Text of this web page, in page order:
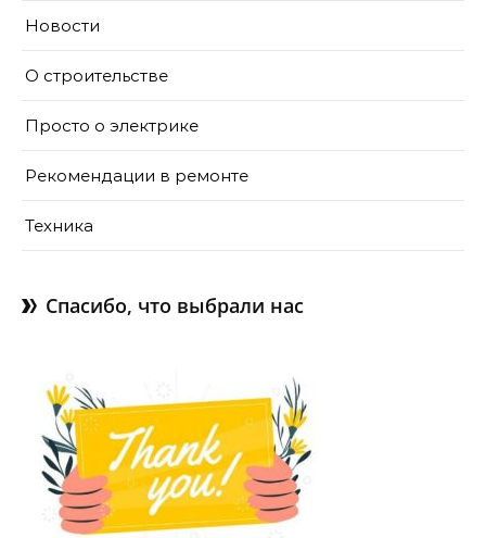
Новости
О строительстве
Просто о электрике
Рекомендации в ремонте
Техника
Спасибо, что выбрали нас